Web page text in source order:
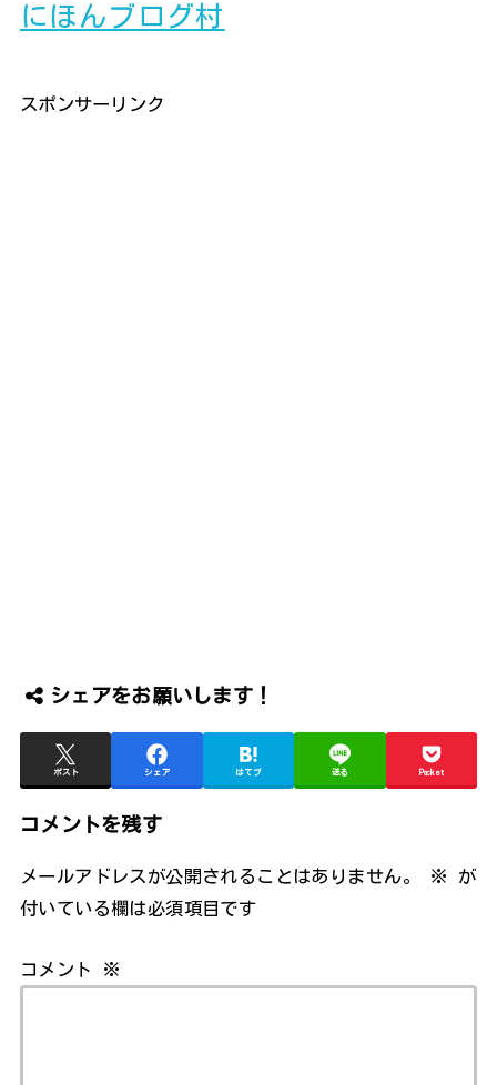
にほんブログ村
スポンサーリンク
シェアをお願いします！
ポスト シェア はてブ 送る Pocket
コメントを残す
メールアドレスが公開されることはありません。 ※
が
付いている欄は必須項目です
コメント ※